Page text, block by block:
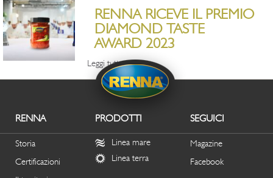
RENNA RICEVE IL PREMIO
DIAMOND TASTE
AWARD 2023
Leggi tutto
RENNA
Storia
Certificazioni
PRODOTTI
Linea mare
Linea terra
SEGUICI
Magazine
Facebook